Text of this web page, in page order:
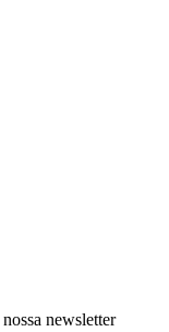
newsletter